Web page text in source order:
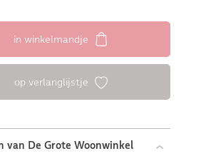
in winkelmandje
op verlanglijstje
van De Grote Woonwinkel